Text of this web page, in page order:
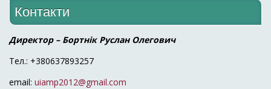
Контакти
Директор – Бортнік Руслан Олегович
Тел.: +380637893257
email: uiamp2012@gmail.com